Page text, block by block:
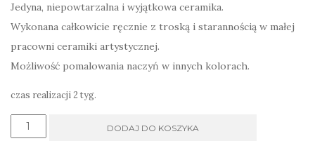
Jedyna, niepowtarzalna i wyjątkowa ceramika.
Wykonana całkowicie ręcznie z troską i starannością w małej
pracowni ceramiki artystycznej.
Możliwość pomalowania naczyń w innych kolorach.
czas realizacji 2 tyg.
ilość
DODAJ DO KOSZYKA